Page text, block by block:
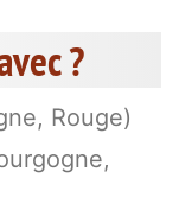
?
Rouge)